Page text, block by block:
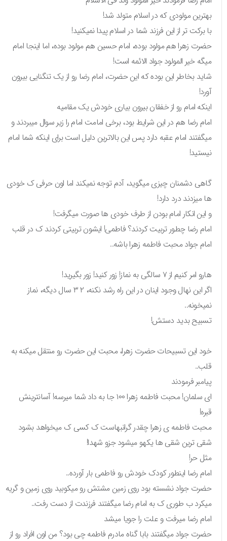
بهترین مولودی که در اسلام متولد شد!
با برکت تر از این فرزند شما در اسلام پیدا نمیکنید!
حضرت زهرا هم مولود بوده، امام حسین هم مولود بوده، اما اینجا امام
میگه خیر المولود جواد الائمه است!
شاید بخاطر این بوده که این حضرت، امام رضا رو از یک تنگنایی بیرون
آورد!
اینکه امام رو از خفقان بیرون بیاری خودش یک مقامیه
امام رضا هم در این شرایط بود، برخی امامت امام را زیر سوال میبردند و
میگفتند امام عقبه دارد پس این بالاترین دلیل است برای اینکه شما امام
نیستید!
گاهی دشمنان چیزی میگوید، آدم توجه نمیکند اما اون حرفی ک خودی
ها میزدند درد دارد!
و این انکار امام بودن از طرف خودی ها صورت میگرفت!
امام رضا چطور تربیت کردند؟ فاطمی! ایشون تربیتی کردند ک در قلب
امام جواد محبت فاطمه زهرا باشه..
هارو امر کنیم از ۷ سالگی به نماز! زور کنید! زور بگیرید!
اگر این نهال وجود اینان در این راه رشد نکنه، ۲ ۳ سال دیگه، نماز
نمیخونه..
تسبیح بدید دستش!
خود این تسبیحات حضرت زهرا، محبت این حضرت رو منتقل میکنه به
قلب..
پیامبر فرمودند
ای سلمان! محبت فاطمه زهرا ۱۰۰ جا به داد شما میرسه! آسانترینش
قبره!
محبت فاطمه ی زهرا چقدر گرانبهاست ک کسی ک میخواهد بشود
شقی ترین شقی ها یکهو میشود جزو شهدا!
مثل حر!
امام رضا اینطور کودک خودش رو فاطمی بار آورده..
حضرت جواد نشسته بود روی زمین مشتش رو میکوبید روی زمین و گریه
میکرد ب طوری ک به امام رضا میگفتند فرزندت از دست رفت..
امام رضا میرفت و علت را جویا میشد
حضرت جواد میگفتند بابا گناه مادرم فاطمه چی بود؟ من اون افراد رو از